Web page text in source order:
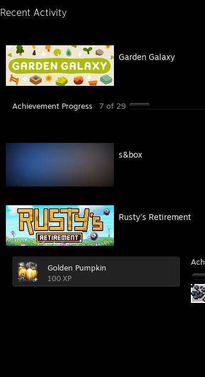
Recent Activity
Garden Galaxy
Achievement Progress 7 of 29
s&box
Rusty's Retirement
Golden Pumpkin
100 XP